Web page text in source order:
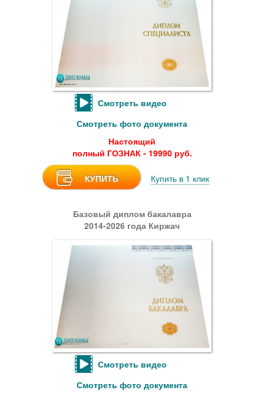
Смотреть видео
Смотреть фото документа
Настоящий
полный ГОЗНАК - 19990 руб.
КУПИТЬ Купить в 1 клик
Базовый диплом бакалавра
2014-2026 года Киржач
Смотреть видео
Смотреть фото документа